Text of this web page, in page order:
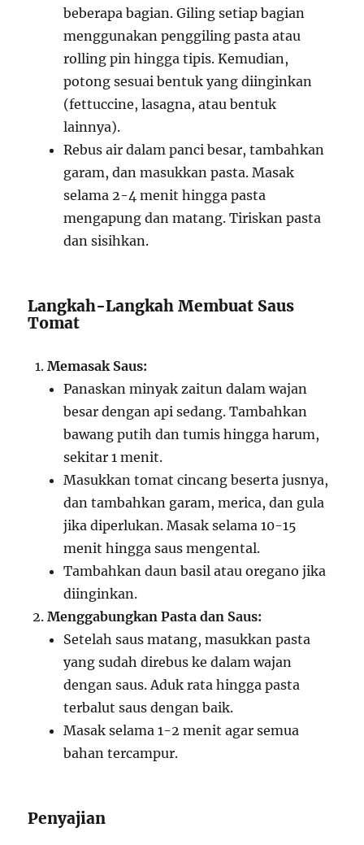
beberapa bagian. Giling setiap bagian
menggunakan penggiling pasta atau
rolling pin hingga tipis. Kemudian,
potong sesuai bentuk yang diinginkan
(fettuccine, lasagna, atau bentuk
lainnya).
Rebus air dalam panci besar, tambahkan
garam, dan masukkan pasta. Masak
selama 2-4 menit hingga pasta
mengapung dan matang. Tiriskan pasta
dan sisihkan.
Langkah-Langkah Membuat Saus
Tomat
Memasak Saus:
Panaskan minyak zaitun dalam wajan
besar dengan api sedang. Tambahkan
bawang putih dan tumis hingga harum,
sekitar 1 menit.
Masukkan tomat cincang beserta jusnya,
dan tambahkan garam, merica, dan gula
jika diperlukan. Masak selama 10-15
menit hingga saus mengental.
Tambahkan daun basil atau oregano jika
diinginkan.
Menggabungkan Pasta dan Saus:
Setelah saus matang, masukkan pasta
yang sudah direbus ke dalam wajan
dengan saus. Aduk rata hingga pasta
terbalut saus dengan baik.
Masak selama 1-2 menit agar semua
bahan tercampur.
Penyajian